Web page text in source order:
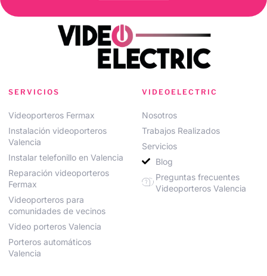
SERVICIOS
Videoporteros Fermax
Instalación videoporteros
Valencia
Instalar telefonillo en Valencia
Reparación videoporteros
Fermax
Videoporteros para
comunidades de vecinos
Video porteros Valencia
Porteros automáticos
Valencia
VIDEOELECTRIC
Nosotros
Trabajos Realizados
Servicios
Blog
Preguntas frecuentes
Videoporteros Valencia